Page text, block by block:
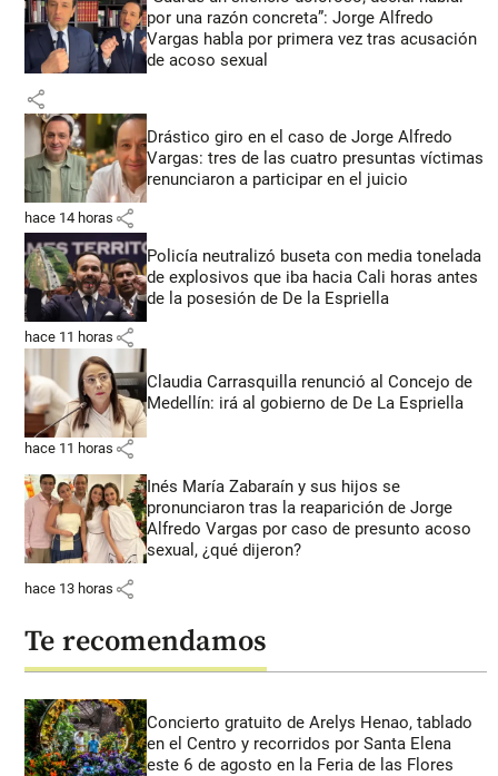
por una razón concreta”: Jorge Alfredo
Vargas habla por primera vez tras acusación
de acoso sexual
share
Drástico giro en el caso de Jorge Alfredo
Vargas: tres de las cuatro presuntas víctimas
renunciaron a participar en el juicio
hace 14 horas share
Policía neutralizó buseta con media tonelada
de explosivos que iba hacia Cali horas antes
de la posesión de De la Espriella
hace 11 horas share
Claudia Carrasquilla renunció al Concejo de
Medellín: irá al gobierno de De La Espriella
hace 11 horas share
Inés María Zabaraín y sus hijos se
pronunciaron tras la reaparición de Jorge
Alfredo Vargas por caso de presunto acoso
sexual, ¿qué dijeron?
hace 13 horas share
Te recomendamos
Concierto gratuito de Arelys Henao, tablado
en el Centro y recorridos por Santa Elena
este 6 de agosto en la Feria de las Flores